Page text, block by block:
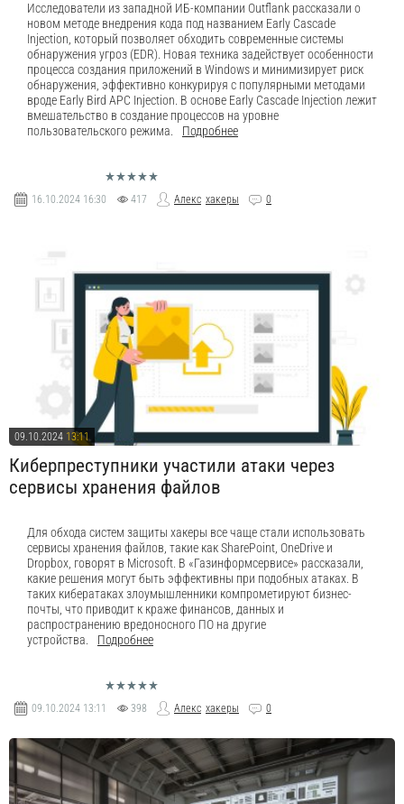
Исследователи из западной ИБ-компании Outflank рассказали о
новом методе внедрения кода под названием Early Cascade
Injection, который позволяет обходить современные системы
обнаружения угроз (EDR). Новая техника задействует особенности
процесса создания приложений в Windows и минимизирует риск
обнаружения, эффективно конкурируя с популярными методами
вроде Early Bird APC Injection. В основе Early Cascade Injection лежит
вмешательство в создание процессов на уровне
пользовательского режима.
Подробнее
16.10.2024 16:30 417 Алекс хакеры 0
09.10.2024 13:11
Киберпреступники участили атаки через
сервисы хранения файлов
Для обхода систем защиты хакеры все чаще стали использовать
сервисы хранения файлов, такие как SharePoint, OneDrive и
Dropbox, говорят в Microsoft. В «Газинформсервисе» рассказали,
какие решения могут быть эффективны при подобных атаках. В
таких кибератаках злоумышленники компрометируют бизнес-
почты, что приводит к краже финансов, данных и
распространению вредоносного ПО на другие
устройства.
Подробнее
09.10.2024 13:11 398 Алекс хакеры 0